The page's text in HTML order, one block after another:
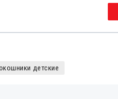
детские